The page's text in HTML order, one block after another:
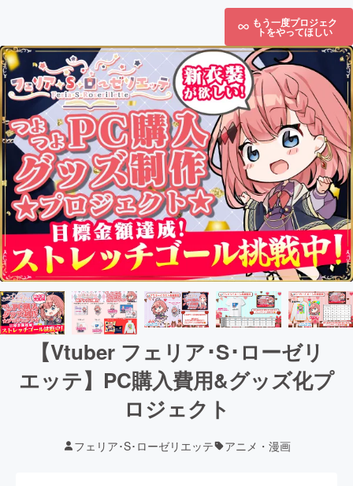
もう一度プロジェク
トをやってほしい
【Vtuber フェリア･S･ローゼリ
エッテ】PC購入費用&グッズ化プ
ロジェクト
フェリア･S･ローゼリエッテ アニメ・漫画